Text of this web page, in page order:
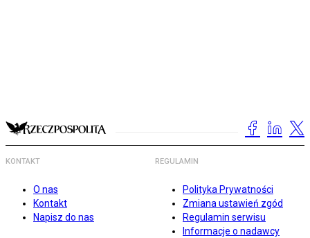
KONTAKT
O nas
Kontakt
Napisz do nas
REGULAMIN
Polityka Prywatności
Zmiana ustawień zgód
Regulamin serwisu
Informacje o nadawcy